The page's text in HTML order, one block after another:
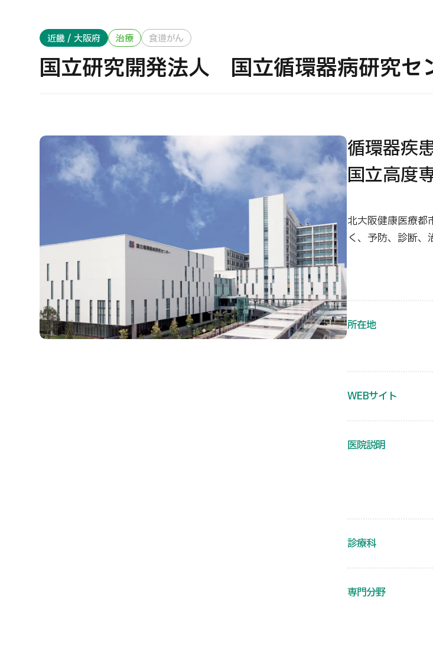
日本語 ENGLISH 中文 Tiếng Việt
お問い合わせ
健診 健診 健診
近畿 / 大阪府 治療 食道がん
国立研究開発法人 国立循環器病研究セ
循環器疾
国立高度
北大阪健康医療都
く、予防、診断、
所在地
WEBサイト
医院説明
診療科
専門分野